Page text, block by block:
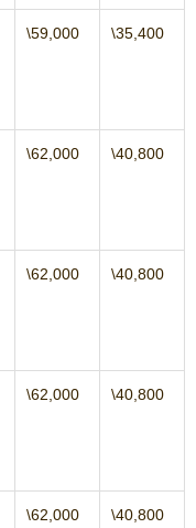
\59,000 \35,400
\62,000 \40,800
\62,000 \40,800
\62,000 \40,800
\62,000 \40,800